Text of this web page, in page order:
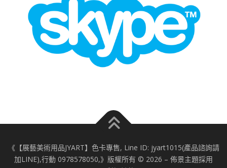
《【展藝美術用品JYART】色卡專售, Line ID: jyart1015(產品諮詢請
加LINE),行動 0978578050,》版權所有 © 2026 – 佈景主題採用